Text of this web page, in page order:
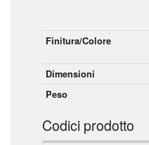
Finitura/Colore
Dimensioni
Peso
Codici prodotto